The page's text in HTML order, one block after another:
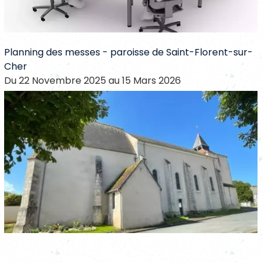
Planning des messes - paroisse de Saint-Florent-sur-
Cher
Du 22 Novembre 2025 au 15 Mars 2026